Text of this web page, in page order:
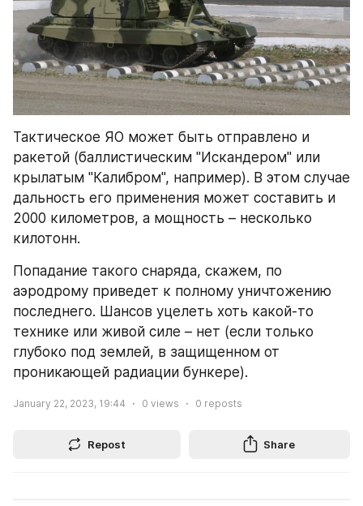
Тактическое ЯО может быть отправлено и
ракетой (баллистическим "Искандером" или
крылатым "Калибром", например). В этом случае
дальность его применения может составить и
2000 километров, а мощность – несколько
килотонн.
Попадание такого снаряда, скажем, по
аэродрому приведет к полному уничтожению
последнего. Шансов уцелеть хоть какой-то
технике или живой силе – нет (если только
глубоко под землей, в защищенном от
проникающей радиации бункере).
January 22, 2023, 19:44 0 views 0 reposts
Repost Share